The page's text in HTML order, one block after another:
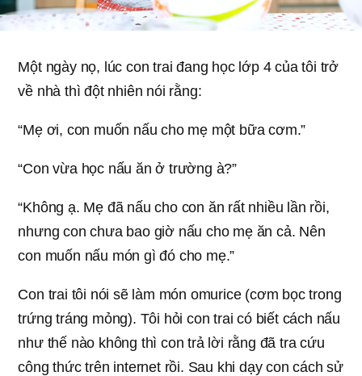
Một ngày nọ, lúc con trai đang học lớp 4 của tôi trở
về nhà thì đột nhiên nói rằng:
“Mẹ ơi, con muốn nấu cho mẹ một bữa cơm.”
“Con vừa học nấu ăn ở trường à?”
“Không ạ. Mẹ đã nấu cho con ăn rất nhiều lần rồi,
nhưng con chưa bao giờ nấu cho mẹ ăn cả. Nên
con muốn nấu món gì đó cho mẹ.”
Con trai tôi nói sẽ làm món omurice (cơm bọc trong
trứng tráng mỏng). Tôi hỏi con trai có biết cách nấu
như thế nào không thì con trả lời rằng đã tra cứu
công thức trên internet rồi. Sau khi dạy con cách sử